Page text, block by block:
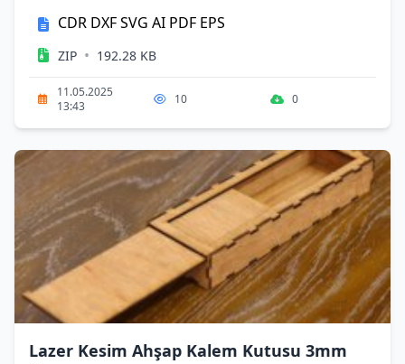
CDR DXFSVG AI PDF EPS
ZIP • 192.28 KB
11.05.2025
13:43
10 0
Lazer Kesim Ahşap Kalem Kutusu 3mm